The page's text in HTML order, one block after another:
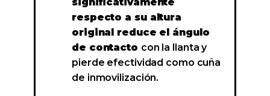
respecto a su altura
original reduce el ángulo
de contacto con la llanta y
pierde efectividad como cuña
de inmovilización.